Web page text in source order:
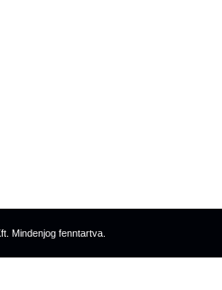
Mindenjog fenntartva.